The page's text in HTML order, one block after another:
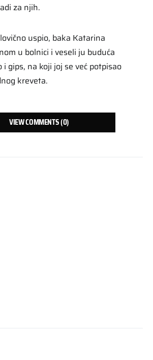
za njih.
uspio, baka Katarina
u bolnici i veseli ju buduća
gips, na koji joj se već potpisao
kreveta.
VIEW COMMENTS (0)